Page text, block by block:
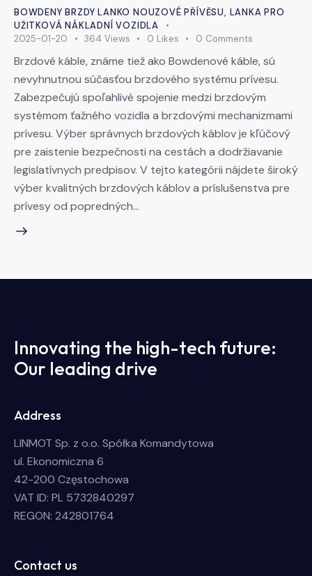
BOWDENY BRZDY LANKO NOUZOVÉ PŘÍVĚSU, LANKA PRO
UŽITKOVÁ NÁKLADNÍ VOZIDLA
2025-01-20
364 Views 0 Likes 0 Comments
Brzdové káble, známe tiež ako Bowdenové káble, sú
nevyhnutnou súčasťou brzdového systému prívesu.
Zabezpečujú spoľahlivé spojenie medzi brzdovým
systémom ťažného vozidla a brzdovými mechanizmami
prívesu. Výber správnych brzdových káblov je kľúčový
pre zaistenie bezpečnosti na cestách a dodržiavanie
legislatívnych predpisov. V tejto kategórii nájdete široký
výber kvalitných brzdových káblov a príslušenstva pre
prívesy od popredných…
Innovating the high-tech future:
Our leading drive
Address
LINMOT Sp. z o.o. Spółka Komandytowa
ul. Ekonomiczna 6
42-200 Częstochowa
VAT ID: PL 5732840297
REGON: 242801764
Contact us